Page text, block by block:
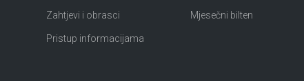
Zahtjevi i obrasci
Pristup informacijama
Mjesečni bilten